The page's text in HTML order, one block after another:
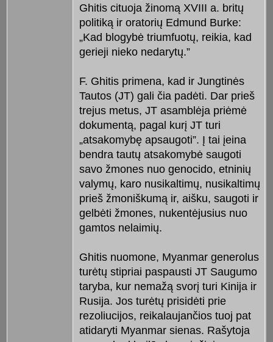
Ghitis cituoja žinomą XVIII a. britų
politiką ir oratorių Edmund Burke:
„Kad blogybė triumfuotų, reikia, kad
gerieji nieko nedarytų.”
F. Ghitis primena, kad ir Jungtinės
Tautos (JT) gali čia padėti. Dar prieš
trejus metus, JT asamblėja priėmė
dokumentą, pagal kurį JT turi
„atsakomybę apsaugoti”. Į tai įeina
bendra tautų atsakomybė saugoti
savo žmones nuo genocido, etninių
valymų, karo nusikaltimų, nusikaltimų
prieš žmoniškumą ir, aišku, saugoti ir
gelbėti žmones, nukentėjusius nuo
gamtos nelaimių.
Ghitis nuomone, Myanmar generolus
turėtų stipriai paspausti JT Saugumo
taryba, kur nemažą svorį turi Kinija ir
Rusija. Jos turėtų prisidėti prie
rezoliucijos, reikalaujančios tuoj pat
atidaryti Myanmar sienas. Rašytoja